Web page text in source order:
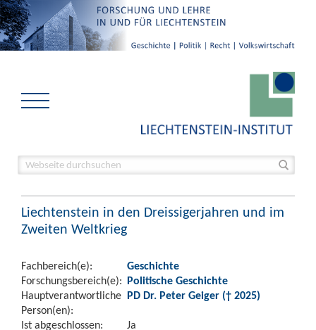
Liechtenstein in den Dreissigerjahren und im
Zweiten Weltkrieg
Fachbereich(e):
Geschichte
Forschungsbereich(e): Politische Geschichte
Hauptverantwortliche
Person(en):
PD Dr. Peter Geiger († 2025)
Ist abgeschlossen: Ja